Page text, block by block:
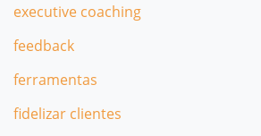
executive coaching
feedback
ferramentas
fidelizar clientes